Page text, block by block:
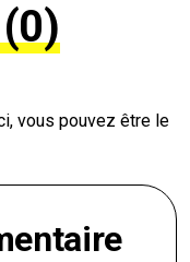
vous pouvez être le